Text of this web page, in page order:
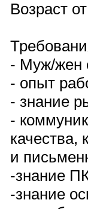
Возраст
- Муж/жен
- опыт
- знание
-
качества,
и
-знание
-знание